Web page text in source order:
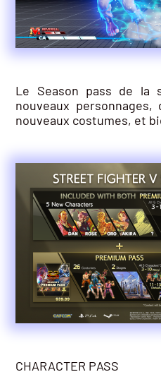
Le Season pass de la
nouveaux
nouveaux costumes, et
CHARACTER PASS